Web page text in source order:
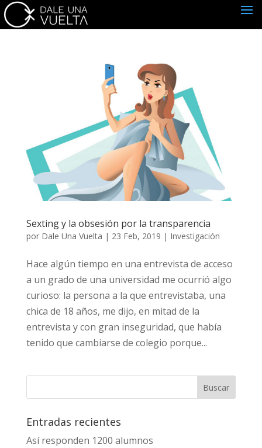
Sexting y la obsesión por la transparencia
por Dale Una Vuelta | 23 Feb, 2019 | Investigación
Hace algún tiempo en una entrevista de acceso
a un grado de una universidad me ocurrió algo
curioso: la persona a la que entrevistaba, una
chica de 18 años, me dijo, en mitad de la
entrevista y con gran inseguridad, que había
tenido que cambiarse de colegio porque...
Entradas recientes
Así responden 1200 alumnos